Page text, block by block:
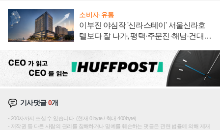
소비자·유통
이부진 야심작 '신라스테이' 서울신라호
텔보다 잘 나가, 평택·주문진·해남·건대로
기사댓글0개
200자까지 쓰실 수 있습니다. (현재 0 byte / 최대 400byte)
저작권 등 다른 사람의 권리를 침해하거나 명예를 훼손하는 댓글은 관련 법률에 의해 제재